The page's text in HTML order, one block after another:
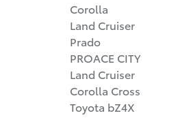
Corolla
Land Cruiser
Prado
PROACE CITY
Land Cruiser
Corolla Cross
Toyota bZ4X